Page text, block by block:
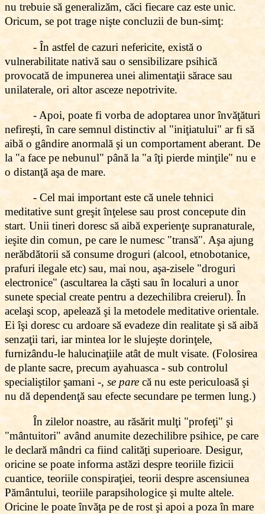
nu trebuie să generalizăm, căci fiecare caz este unic.
Oricum, se pot trage nişte concluzii de bun-simţ:
- În astfel de cazuri nefericite, există o
vulnerabilitate nativă sau o sensibilizare psihică
provocată de impunerea unei alimentaţii sărace sau
unilaterale, ori altor asceze nepotrivite.
- Apoi, poate fi vorba de adoptarea unor învăţături
nefireşti, în care semnul distinctiv al "iniţiatului" ar fi să
aibă o gândire anormală şi un comportament aberant. De
la "a face pe nebunul" până la "a îţi pierde minţile" nu e
o distanţă aşa de mare.
- Cel mai important este că unele tehnici
meditative sunt greşit înţelese sau prost concepute din
start. Unii tineri doresc să aibă experienţe supranaturale,
ieşite din comun, pe care le numesc "transă". Aşa ajung
nerăbdătorii să consume droguri (alcool, etnobotanice,
prafuri ilegale etc) sau, mai nou, aşa-zisele "droguri
electronice" (ascultarea la căşti sau în localuri a unor
sunete special create pentru a dezechilibra creierul). În
acelaşi scop, apelează şi la metodele meditative orientale.
Ei îşi doresc cu ardoare să evadeze din realitate şi să aibă
senzaţii tari, iar mintea lor le slujeşte dorinţele,
furnizându-le halucinaţiile atât de mult visate. (Folosirea
de plante sacre, precum ayahuasca - sub controlul
specialiştilor şamani -, se pare că nu este periculoasă şi
nu dă dependenţă sau efecte secundare pe termen lung.)
În zilelor noastre, au răsărit mulţi "profeţi" şi
"mântuitori" având anumite dezechilibre psihice, pe care
le declară mândri ca fiind calităţi superioare. Desigur,
oricine se poate informa astăzi despre teoriile fizicii
cuantice, teoriile conspiraţiei, teorii despre ascensiunea
Pământului, teoriile parapsihologice şi multe altele.
Oricine le poate învăţa pe de rost şi apoi a poza în mare